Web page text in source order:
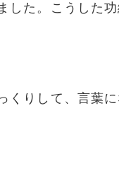
した。こうした
くりして、言葉